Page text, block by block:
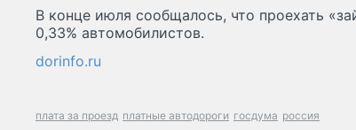
В конце июля сообщалось, что проехать
0,33% автомобилистов.
dorinfo.ru
плата за проезд платные автодороги госдума россия